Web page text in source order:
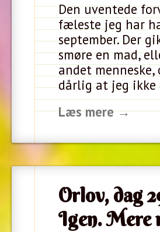
Den uventede
fæleste jeg har
september. Der
smøre en mad,
andet
dårlig at jeg
Læs mere →
Orlov, dag
Igen. Mere